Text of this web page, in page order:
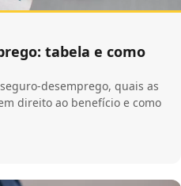
tabela e como
desemprego, quais as
direito ao benefício e como